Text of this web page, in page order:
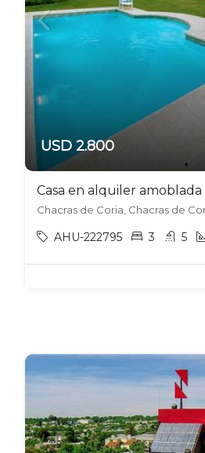
USD 2.800
Chacras de Coria, Chacras de
AHU-222795 3 5